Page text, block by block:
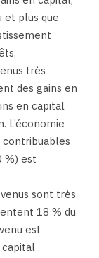
et plus que
très
des gains en
en capital
L’économie
contribuables
%) est
sont très
18 % du
est
capital